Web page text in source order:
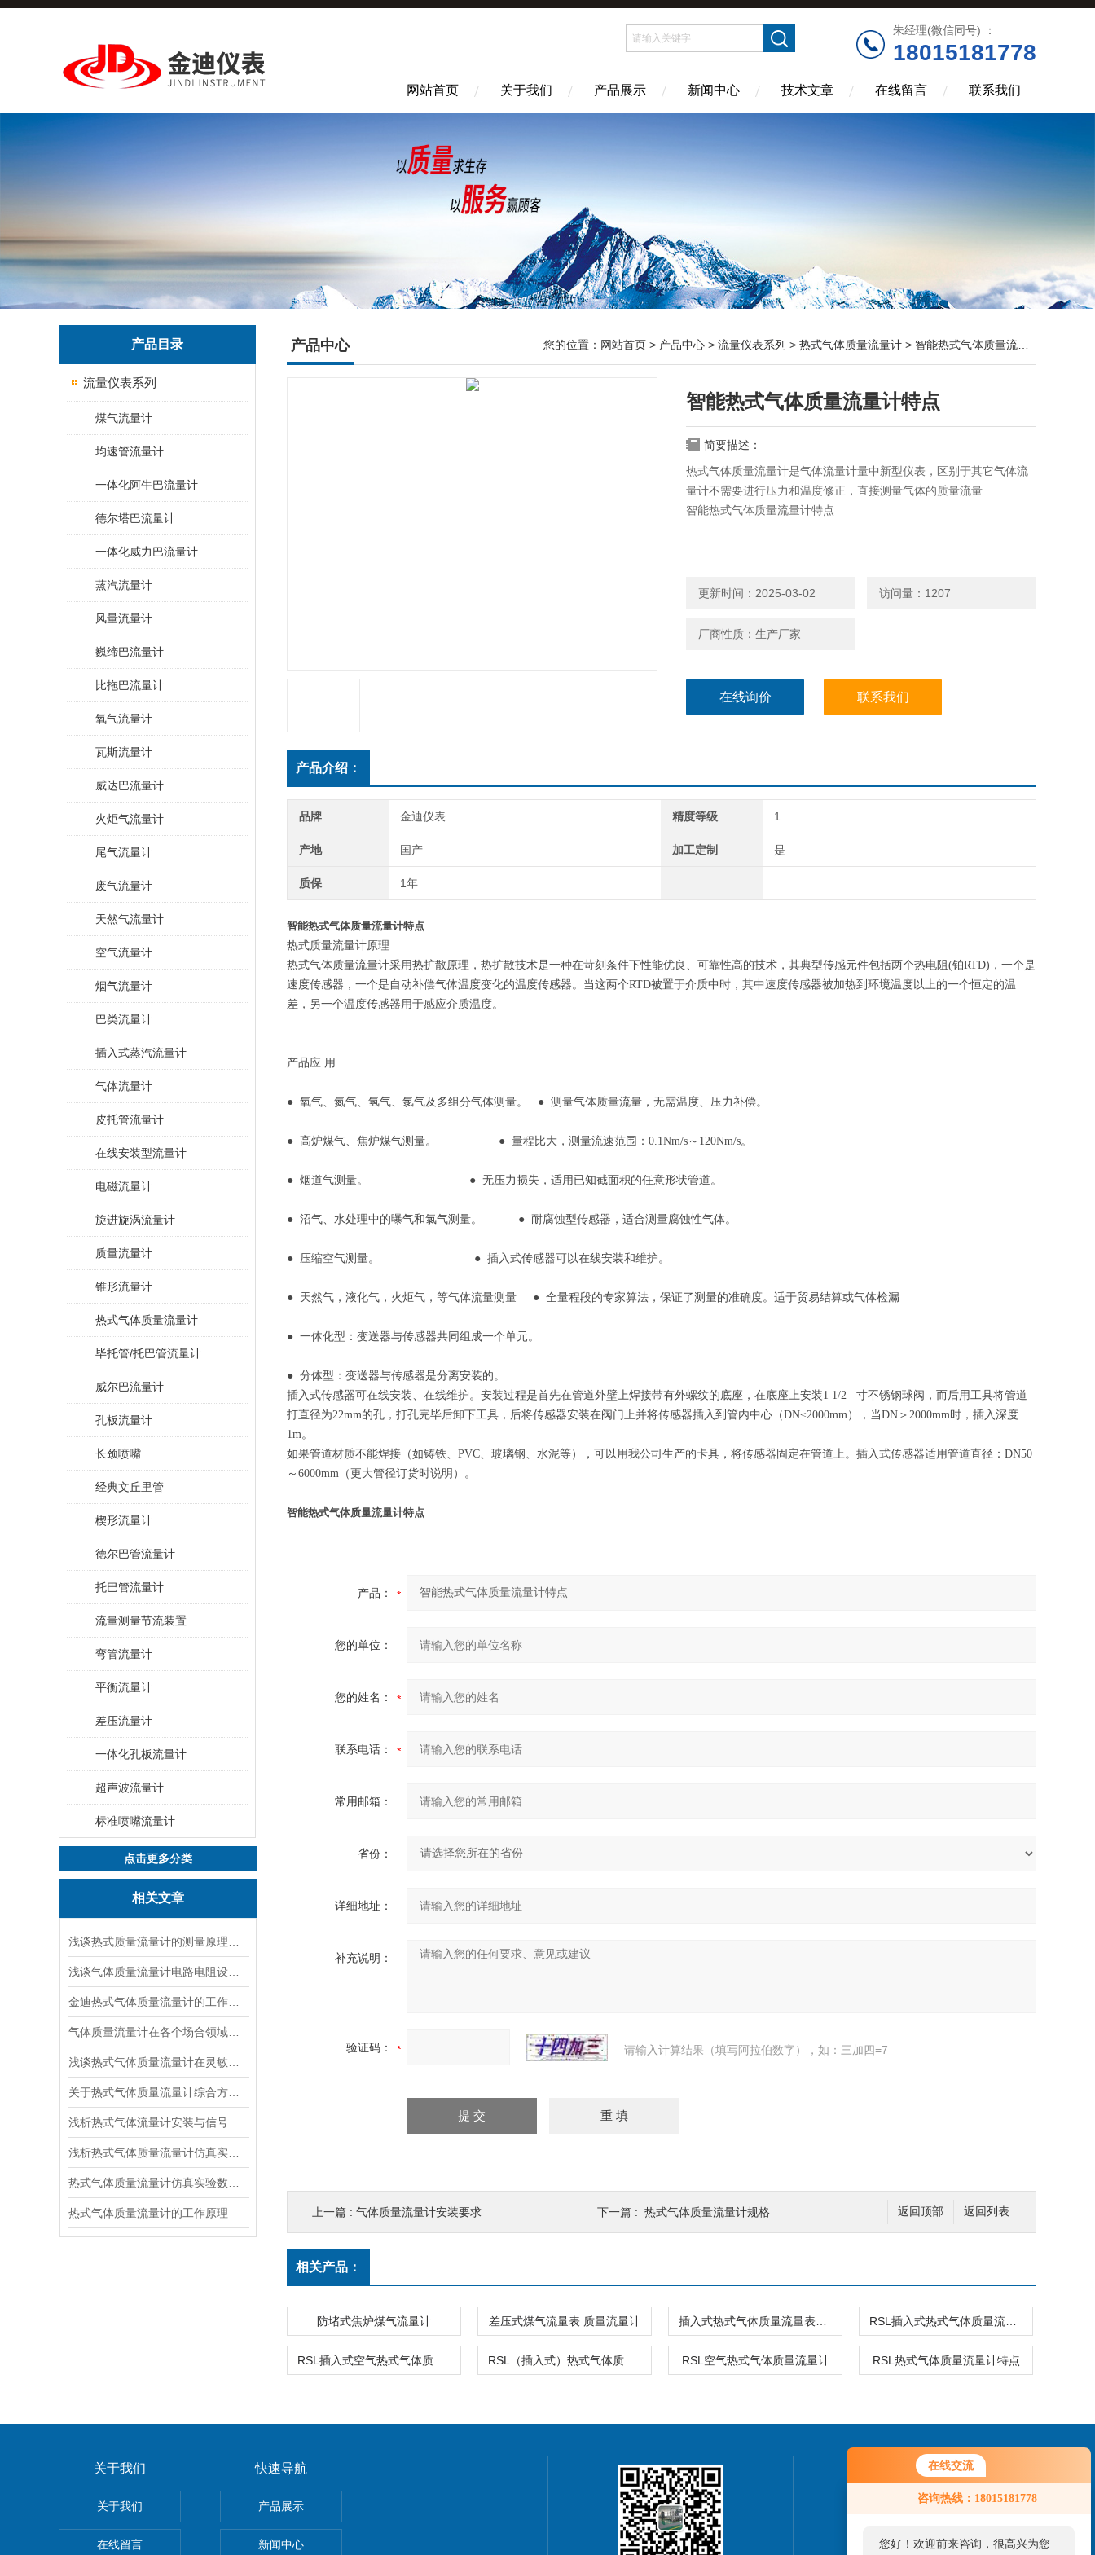
在线交流
咨询热线：18015181778
您好！欢迎前来咨询，很高兴为您
朱经理(微信同号) ：
18015181778
网站首页 关于我们 产品展示 新闻中心 技术文章 在线留言 联系我们
产品目录
流量仪表系列
煤气流量计
均速管流量计
一体化阿牛巴流量计
德尔塔巴流量计
一体化威力巴流量计
蒸汽流量计
风量流量计
巍缔巴流量计
比拖巴流量计
氧气流量计
瓦斯流量计
威达巴流量计
火炬气流量计
尾气流量计
废气流量计
天然气流量计
空气流量计
烟气流量计
巴类流量计
插入式蒸汽流量计
气体流量计
皮托管流量计
在线安装型流量计
电磁流量计
旋进旋涡流量计
质量流量计
锥形流量计
热式气体质量流量计
毕托管/托巴管流量计
威尔巴流量计
孔板流量计
长颈喷嘴
经典文丘里管
楔形流量计
德尔巴管流量计
托巴管流量计
流量测量节流装置
弯管流量计
平衡流量计
差压流量计
一体化孔板流量计
超声波流量计
标准喷嘴流量计
点击更多分类
相关文章
热式气体质量流量计的工作原理
产品中心 您的位置： 网站首页 > 产品中心 > 流量仪表系列 > 热式气体质量流量计 > 智能热式气体质量流量计特点
智能热式气体质量流量计特点
简要描述：
热式气体质量流量计是气体流量计量中新型仪表，区别于其它气体流
量计不需要进行压力和温度修正，直接测量气体的质量流量
智能热式气体质量流量计特点
更新时间：2025-03-02 访问量：1207
厂商性质：生产厂家
在线询价 联系我们
产品介绍：
品牌 金迪仪表 精度等级 1
产地 国产 加工定制 是
质保 1年
智能热式气体质量流量计特点
热式质量流量计原理
热式气体质量流量计采用热扩散原理，热扩散技术是一种在苛刻条件下性能优良、可靠性高的技术，其典型传感元件包括两个热电阻(铂RTD)，一个是
速度传感器，一个是自动补偿气体温度变化的温度传感器。当这两个RTD被置于介质中时，其中速度传感器被加热到环境温度以上的一个恒定的温
差，另一个温度传感器用于感应介质温度。
产品应 用
● 氧气、氮气、氢气、氯气及多组分气体测量。 ● 测量气体质量流量，无需温度、压力补偿。
● 高炉煤气、焦炉煤气测量。 ● 量程比大，测量流速范围：0.1Nm/s～120Nm/s。
● 烟道气测量。 ● 无压力损失，适用已知截面积的任意形状管道。
● 沼气、水处理中的曝气和氯气测量。 ● 耐腐蚀型传感器，适合测量腐蚀性气体。
● 压缩空气测量。 ● 插入式传感器可以在线安装和维护。
● 天然气，液化气，火炬气，等气体流量测量 ● 全量程段的专家算法，保证了测量的准确度。适于贸易结算或气体检漏
● 一体化型：变送器与传感器共同组成一个单元。
● 分体型：变送器与传感器是分离安装的。
插入式传感器可在线安装、在线维护。安装过程是首先在管道外壁上焊接带有外螺纹的底座，在底座上安装1 1/2 寸不锈钢球阀，而后用工具将管道
打直径为22mm的孔，打孔完毕后卸下工具，后将传感器安装在阀门上并将传感器插入到管内中心（DN≤2000mm），当DN＞2000mm时，插入深度
1m。
如果管道材质不能焊接（如铸铁、PVC、玻璃钢、水泥等），可以用我公司生产的卡具，将传感器固定在管道上。插入式传感器适用管道直径：DN50
～6000mm（更大管径订货时说明）。
智能热式气体质量流量计特点
产品：
您的单位：
您的姓名：
联系电话：
常用邮箱：
省份：
详细地址：
补充说明：
验证码： 请输入计算结果（填写阿拉伯数字），如：三加四=7
返回列表
返回顶部
上一篇 : 气体质量流量计安装要求 下一篇 : 热式气体质量流量计规格
相关产品：
防堵式焦炉煤气流量计 差压式煤气流量表 质量流量计
RSL空气热式气体质量流量计 RSL热式气体质量流量计特点
关于我们
关于我们
在线留言
快速导航
产品展示
新闻中心
联系我们
0517-86888918